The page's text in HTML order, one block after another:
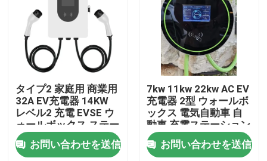
ホーム
製品
タイプ2 家庭用 商業用
32A EV充電器 14KW
レベル2 充電 EVSE ウ
ォールボックス ステー
ション
お問い合わせを送信
7kw 11kw 22kw AC EV
充電器 2型 ウォールボ
ックス 電気自動車 自
動車 充電ステーション
お問い合わせを送信